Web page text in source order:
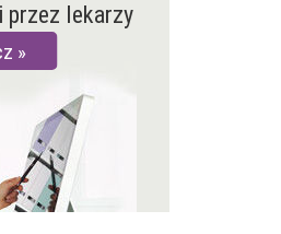
przez lekarzy